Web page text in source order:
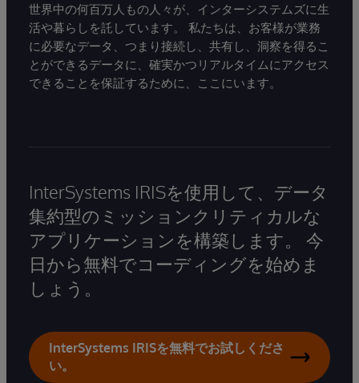
世界中の何百万人もの人々が、インターシステムズに生
活や暮らしを託しています。 私たちは、お客様が業務
に必要なデータ、つまり接続し、共有し、洞察を得るこ
とができるデータに、確実かつリアルタイムにアクセス
できることを保証するために、ここにいます。
InterSystems IRISを使用して、データ
集約型のミッションクリティカルな
アプリケーションを構築します。 今
日から無料でコーディングを始めま
しょう。
InterSystems IRISを無料でお試しくださ
い。